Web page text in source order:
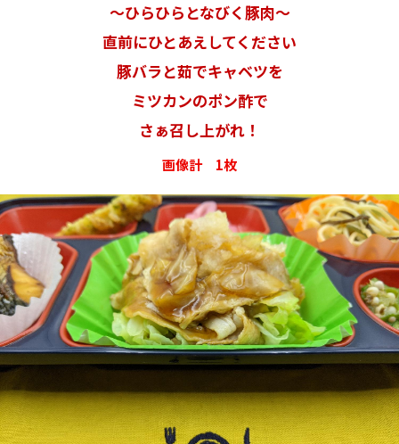
〜ひらひらとなびく豚肉〜
直前にひとあえしてください
豚バラと茹でキャベツを
ミツカンのポン酢で
さぁ召し上がれ！
画像計 1枚